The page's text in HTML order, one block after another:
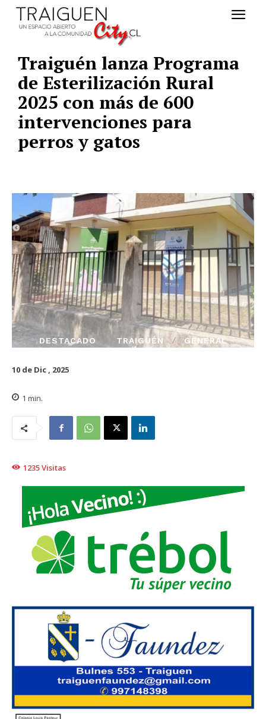
Traiguén lanza Programa
de Esterilización Rural
2025 con más de 600
intervenciones para
perros y gatos
DESTACADO TRAIGUÉN GENERAL
10 de Dic , 2025
1 min.
1235Visitas